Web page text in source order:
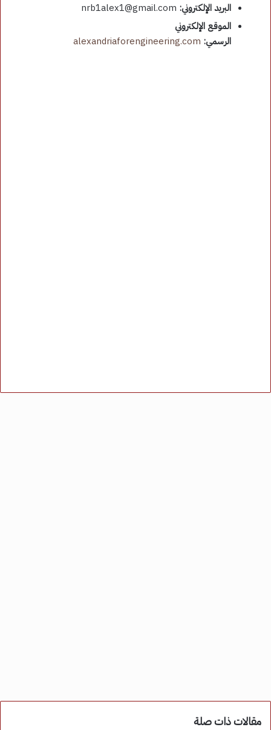
البريد الإلكتروني:
الموقع الإلكتروني
الرسمي: alexandriaforengineering.com
مقالات ذات صلة